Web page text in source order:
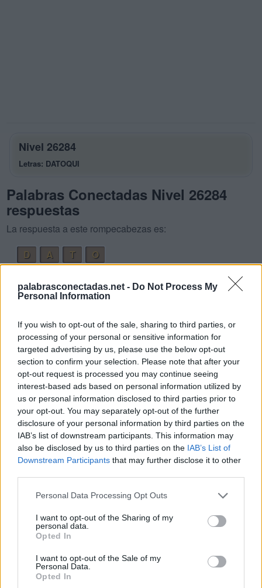
palabrasconectadas.net - Do Not Process My
Personal Information
If you wish to opt-out of the sale, sharing to third parties, or
processing of your personal or sensitive information for
targeted advertising by us, please use the below opt-out
section to confirm your selection. Please note that after your
opt-out request is processed you may continue seeing
interest-based ads based on personal information utilized by
us or personal information disclosed to third parties prior to
your opt-out. You may separately opt-out of the further
disclosure of your personal information by third parties on the
IAB’s list of downstream participants. This information may
also be disclosed by us to third parties on the IAB’s List of
Downstream Participants that may further disclose it to other
Personal Data Processing Opt Outs
I want to opt-out of the Sharing of my
personal data.
Opted In
I want to opt-out of the Sale of my
Personal Data.
Opted In
Nivel 26284
Letras: DATOQUI
Palabras Conectadas Nivel 26284
respuestas
La respuesta a este rompecabezas es:
D
A T
O
Q
U I
D
T
O D
A
Q
U I T
A
Q
U I T
O
Q
U I T A
D
Q
U I T A D
O
Palabras extra:
D
I T
A
O
D I
A
U T
O
U
U D
BUSCAR MÁS